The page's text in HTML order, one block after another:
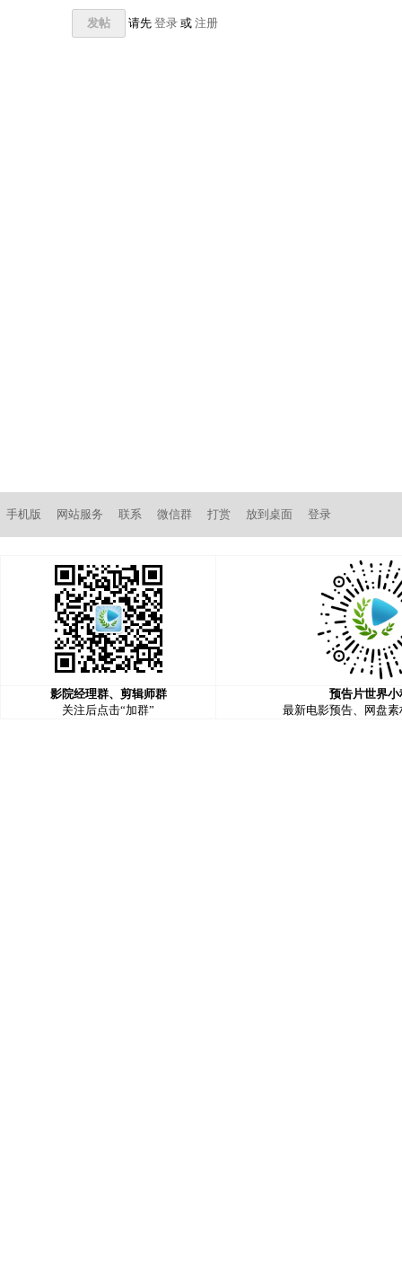
发帖 请先 登录 或 注册
手机版 网站服务 联系 微信群 打赏 放到桌面 登录
影院经理群、剪辑师群
关注后点击“加群”
预告片世界小
最新电影预告、网盘